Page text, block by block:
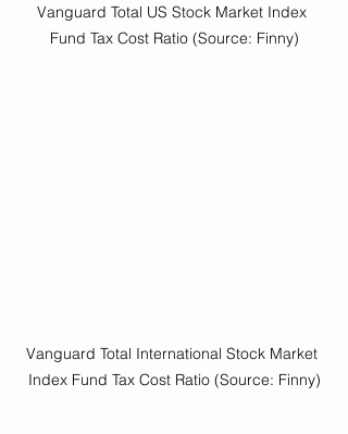
Vanguard Total US Stock Market Index
Fund Tax Cost Ratio (Source: Finny)
Vanguard Total International Stock Market
Index Fund Tax Cost Ratio (Source: Finny)